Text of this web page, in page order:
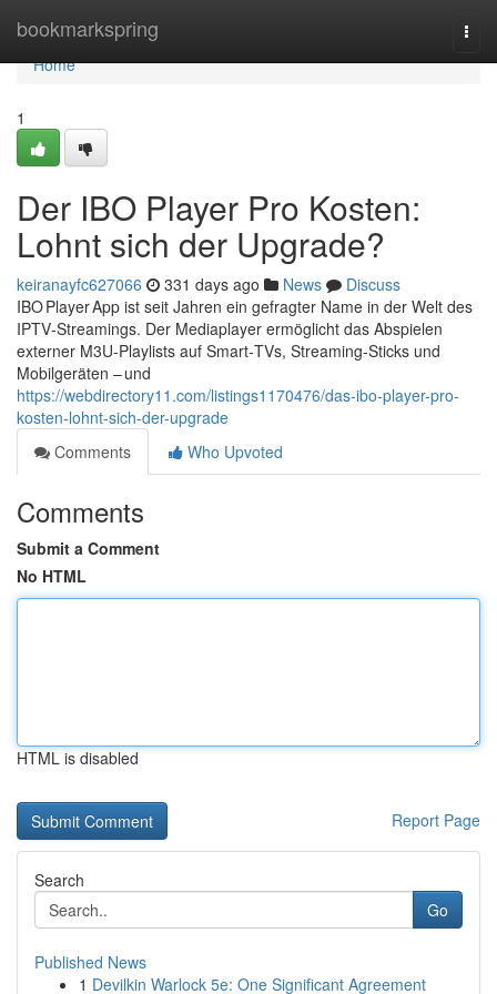
bookmarkspring
Home
Home
1
Der IBO Player Pro Kosten:
Lohnt sich der Upgrade?
keiranayfc627066 331 days ago News
Discuss
IBO Player App ist seit Jahren ein gefragter Name in der Welt des
IPTV‑Streamings. Der Mediaplayer ermöglicht das Abspielen
externer M3U‑Playlists auf Smart‑TVs, Streaming‑Sticks und
Mobilgeräten – und
https://webdirectory11.com/listings1170476/das-ibo-player-pro-
kosten-lohnt-sich-der-upgrade
Comments
Who Upvoted
Comments
Submit a Comment
No HTML
HTML is disabled
Report Page
Search
Go
Published News
1 Devilkin Warlock 5e: One Significant Agreement